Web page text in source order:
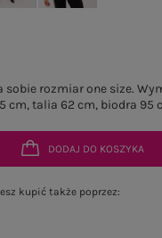
sobie rozmiar one size.
cm, talia 62 cm, biodra 95
DODAJ DO KOSZYKA
kupić także poprzez: